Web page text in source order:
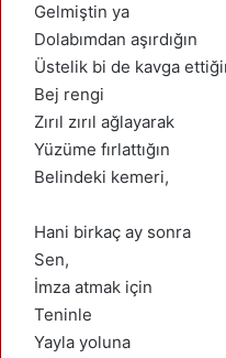
Gelmiştin ya
Dolabımdan aşırdığın
Üstelik bi de kavga
Bej rengi
Zırıl zırıl ağlayarak
Yüzüme fırlattığın
Belindeki kemeri,
Hani birkaç ay sonra
Sen,
İmza atmak için
Teninle
Yayla yoluna